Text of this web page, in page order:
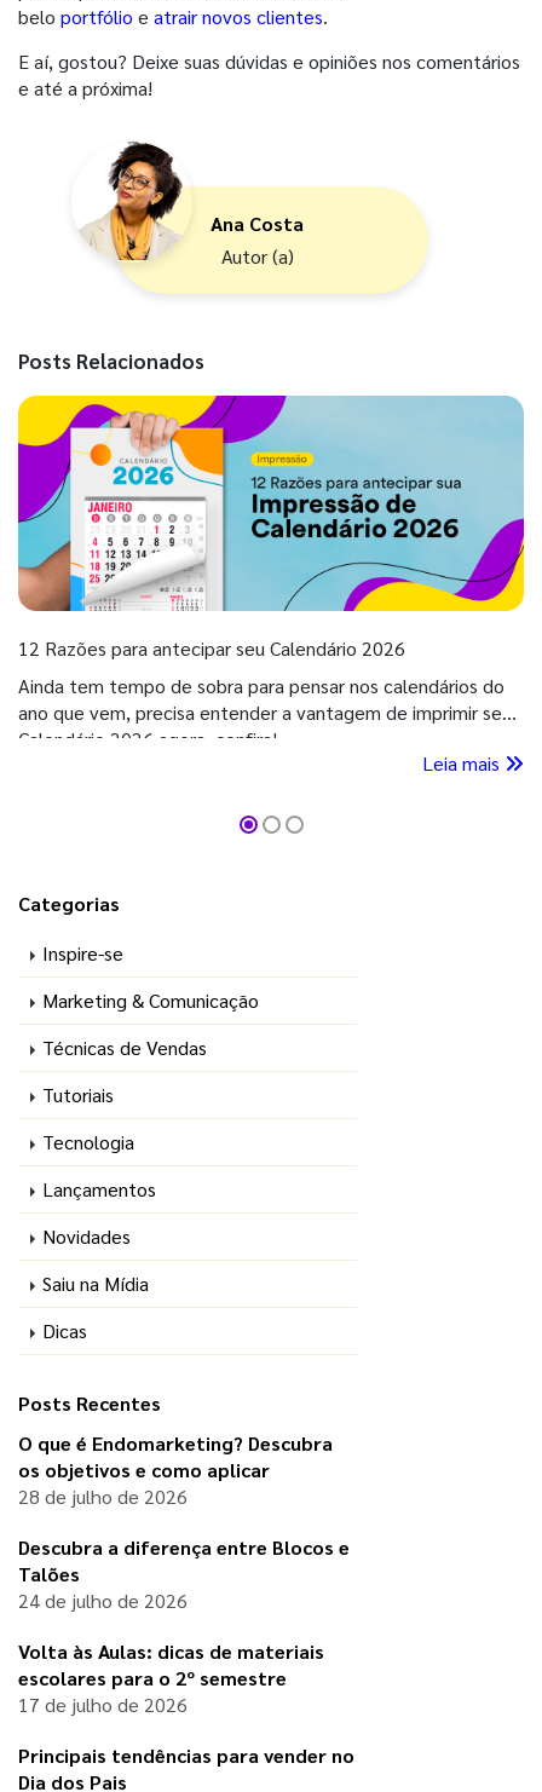
belo portfólio e atrair novos clientes.
E aí, gostou? Deixe suas dúvidas e opiniões nos comentários
e até a próxima!
Ana Costa
Autor (a)
Posts Relacionados
12 Razões para antecipar seu Calendário 2026
Ainda tem tempo de sobra para pensar nos calendários do
ano que vem, precisa entender a vantagem de imprimir seu
Calendário 2026 agora, confira!
Leia mais
Categorias
Inspire-se
Marketing & Comunicação
Técnicas de Vendas
Tutoriais
Tecnologia
Lançamentos
Novidades
Saiu na Mídia
Dicas
Posts Recentes
O que é Endomarketing? Descubra
os objetivos e como aplicar
28 de julho de 2026
Descubra a diferença entre Blocos e
Talões
24 de julho de 2026
Volta às Aulas: dicas de materiais
escolares para o 2º semestre
17 de julho de 2026
Principais tendências para vender no
Dia dos Pais